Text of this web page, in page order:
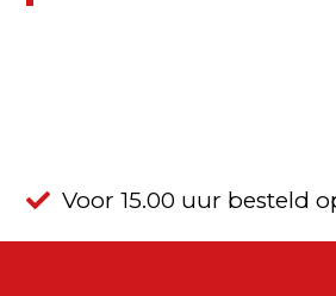
Voor 15.00 uur besteld